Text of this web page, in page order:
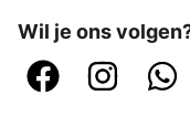
Wil je ons